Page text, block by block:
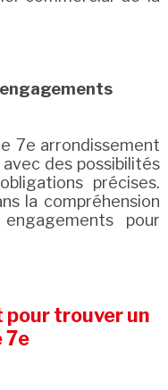
7e arrondissement
des possibilités
précises.
la compréhension
pour
trouver un
7e